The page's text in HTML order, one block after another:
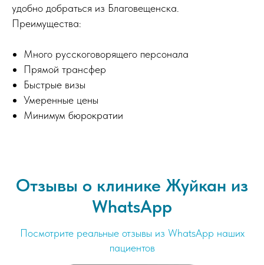
удобно добраться из Благовещенска.
Преимущества:
Много русскоговорящего персонала
Прямой трансфер
Быстрые визы
Умеренные цены
Минимум бюрократии
Отзывы о клинике Жуйкан из
WhatsApp
Посмотрите реальные отзывы из WhatsApp наших
пациентов